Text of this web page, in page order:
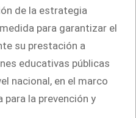
de la estrategia
para garantizar el
su prestación a
educativas públicas
nacional, en el marco
para la prevención y